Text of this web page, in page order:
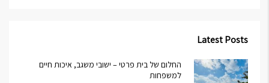
Latest Posts
החלום של בית פרטי – ישובי משגב, איכות חיים
למשפחות